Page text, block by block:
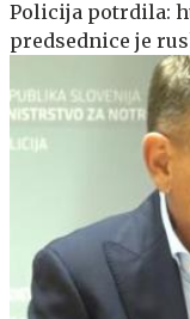
Policija potrdila:
predsednice je